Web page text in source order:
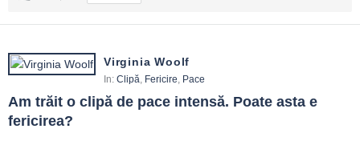
Virginia Woolf
In: Clipă, Fericire, Pace
Am trăit o clipă de pace intensă. Poate asta e
fericirea?